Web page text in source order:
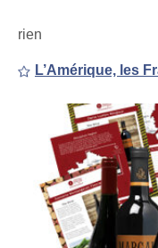
rien
L’Amérique, les